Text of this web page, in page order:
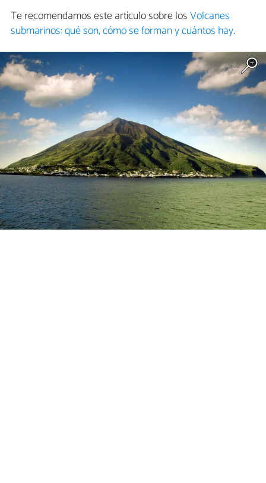
Te recomendamos este artículo sobre losVolcanes
submarinos: qué son, cómo se forman y cuántos hay.